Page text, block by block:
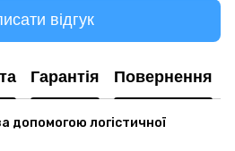
відгук
Гарантія Повернення
допомогою логістичної